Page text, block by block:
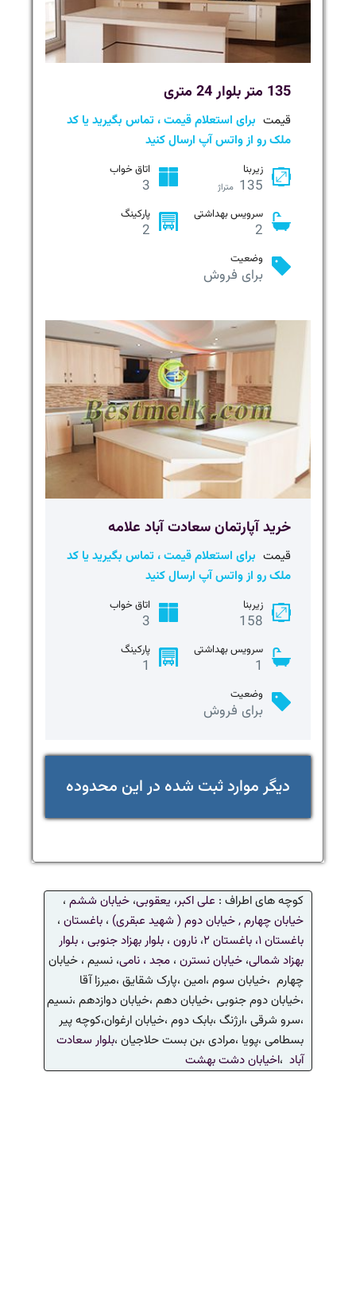
135 متر بلوار 24 متری
قیمت برای استعلام قیمت ، تماس بگیرید یا کد
ملک رو از واتس آپ ارسال کنید
زیربنا
135 متراژ
اتاق خواب
3
سرویس بهداشتی
2
پارکینگ
2
وضعیت
برای فروش
خرید آپارتمان سعادت آباد علامه
قیمت برای استعلام قیمت ، تماس بگیرید یا کد
ملک رو از واتس آپ ارسال کنید
زیربنا
158
اتاق خواب
3
سرویس بهداشتی
1
پارکینگ
1
وضعیت
برای فروش
دیگر موارد ثبت شده در این محدوده
کوچه های اطراف : علی اکبر، یعقوبی، خیابان ششم ،
خیابان چهارم ,خیابان دوم ( شهید عبقری) ، باغستان ،
باغستان ۱،
باغستان ۲ ، نارون ، بلوار بهزاد جنوبی ، بلوار
بهزاد شمالی، خیابان نسترن ، مجد ، نامی، نسیم ، خیابان
چهارم ،خیابان سوم ،امین ،پارک شقایق ،میرزا آقا
،خیابان دوم جنوبی ،خیابان دهم ،خیابان دوازدهم ،نسیم
،سرو شرقی ،ارژنگ ،بابک دوم ،خیابان ارغوان،کوچه پیر
بسطامی ،پویا ،مرادی ،بن بست حلاجیان ،بلوار سعادت
آباد ،اخیابان دشت بهشت